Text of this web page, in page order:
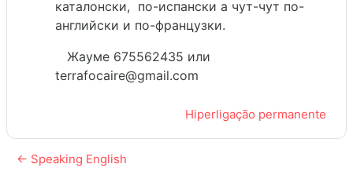
каталонски, по-испански а чут-чут по-
английски и по-французки.
Жауме 675562435 или
terrafocaire@gmail.com
Hiperligação permanente
← Speaking English